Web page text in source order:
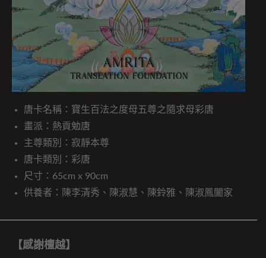
唐卡名稱：寶生百法之度母五尊之隨求母彩唐
畫派：熱貢勉唐
主尊類別：寂靜本尊
唐卡類別：彩唐
尺寸：65cm x 90cm
供養者：陳李清秀、陳淑慧、陳鈴雅、陳淑鳳闔家
【感謝檀越】